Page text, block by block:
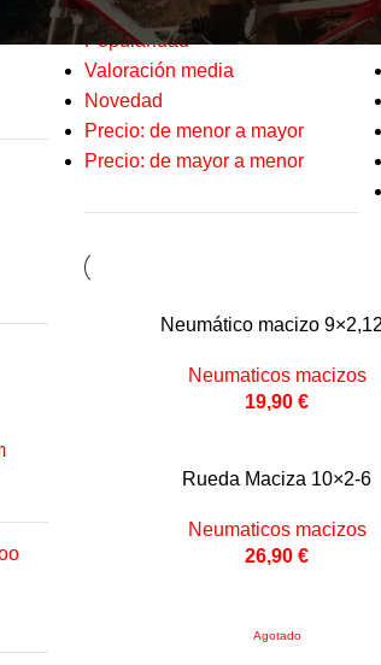
Popularidad
Valoración media
Novedad
Precio: de menor a mayor
Precio: de mayor a menor
Neumático macizo
Neumaticos macizos
19,90€
Rueda Maciza 10×2-6
Neumaticos macizos
26,90€
Agotado